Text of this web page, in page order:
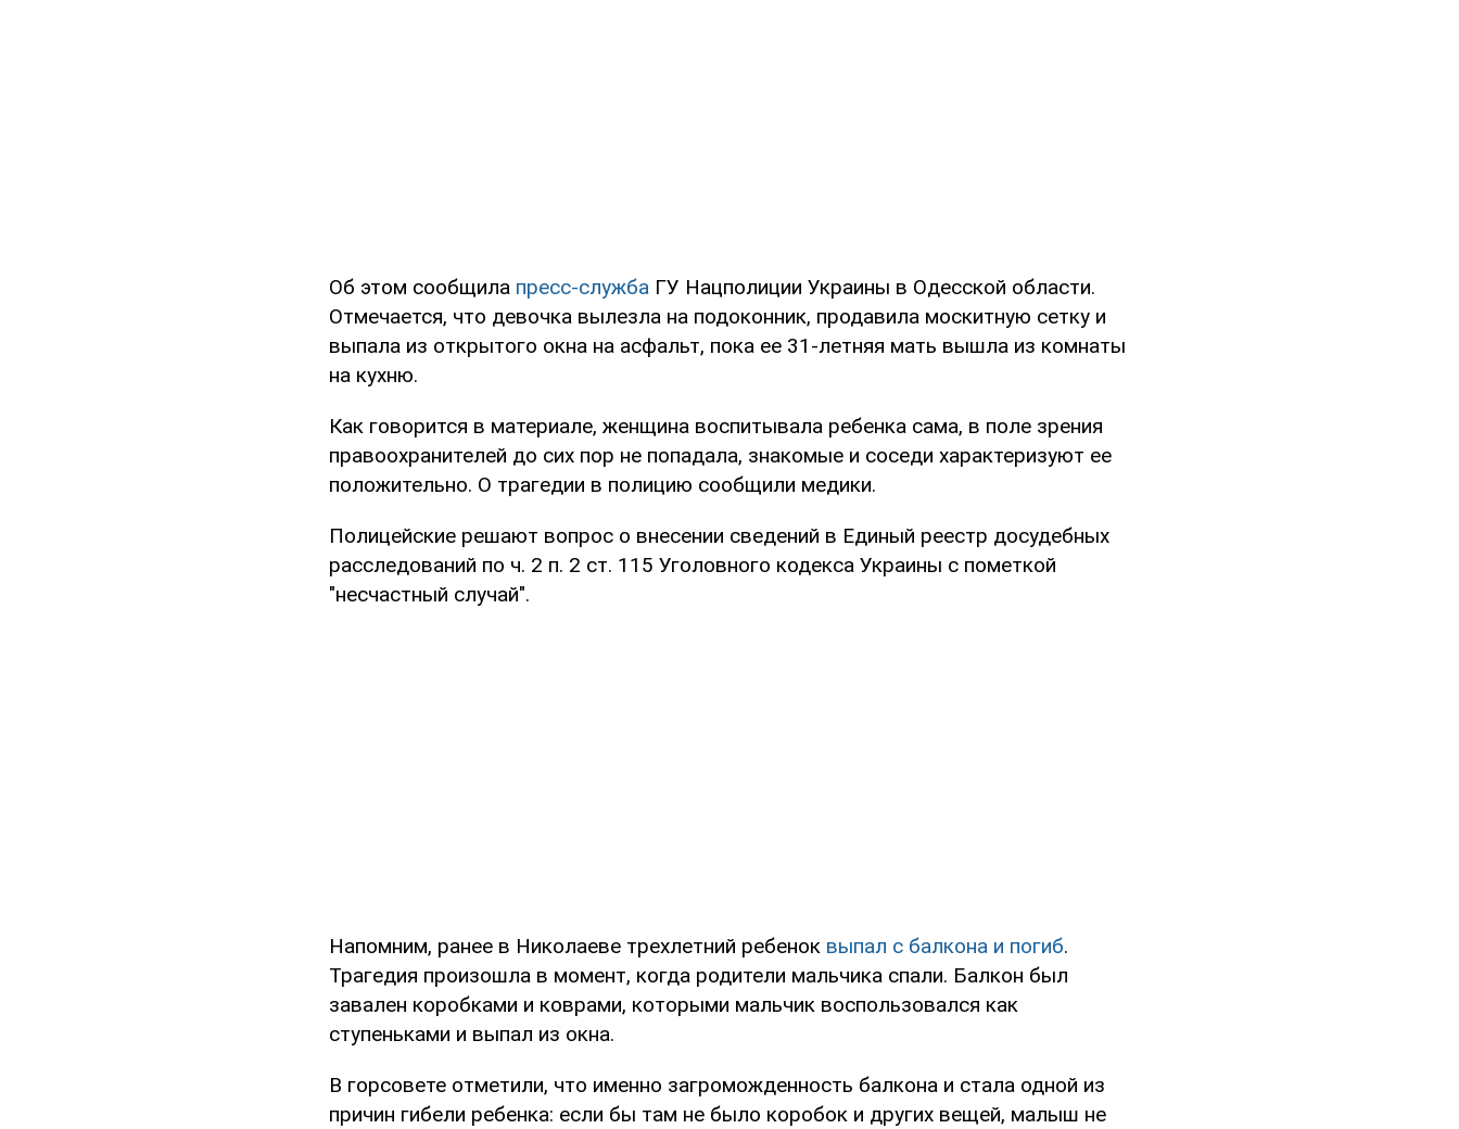
Об этом сообщила пресс-служба ГУ Нацполиции Украины в Одесской области.
Отмечается, что девочка вылезла на подоконник, продавила москитную сетку и
выпала из открытого окна на асфальт, пока ее 31-летняя мать вышла из комнаты
на кухню.
Как говорится в материале, женщина воспитывала ребенка сама, в поле зрения
правоохранителей до сих пор не попадала, знакомые и соседи характеризуют ее
положительно. О трагедии в полицию сообщили медики.
Полицейские решают вопрос о внесении сведений в Единый реестр досудебных
расследований по ч. 2 п. 2 ст. 115 Уголовного кодекса Украины с пометкой
"несчастный случай".
Напомним, ранее в Николаеве трехлетний ребенок выпал с балкона и погиб.
Трагедия произошла в момент, когда родители мальчика спали. Балкон был
завален коробками и коврами, которыми мальчик воспользовался как
ступеньками и выпал из окна.
В горсовете отметили, что именно загроможденность балкона и стала одной из
причин гибели ребенка: если бы там не было коробок и других вещей, малыш не